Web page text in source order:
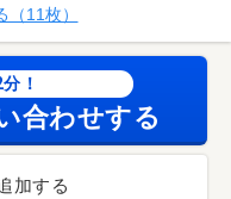
11枚）
！
合わせする
加する